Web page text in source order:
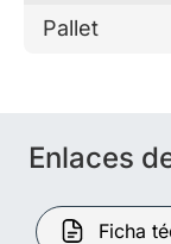
Pallet
Enlaces
Ficha